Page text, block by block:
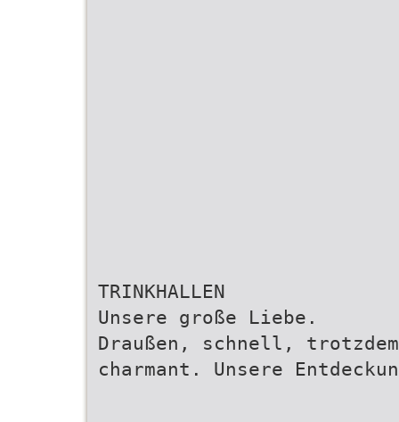
TRINKHALLEN
Unsere große Liebe.
Draußen, schnell,
charmant. Unsere